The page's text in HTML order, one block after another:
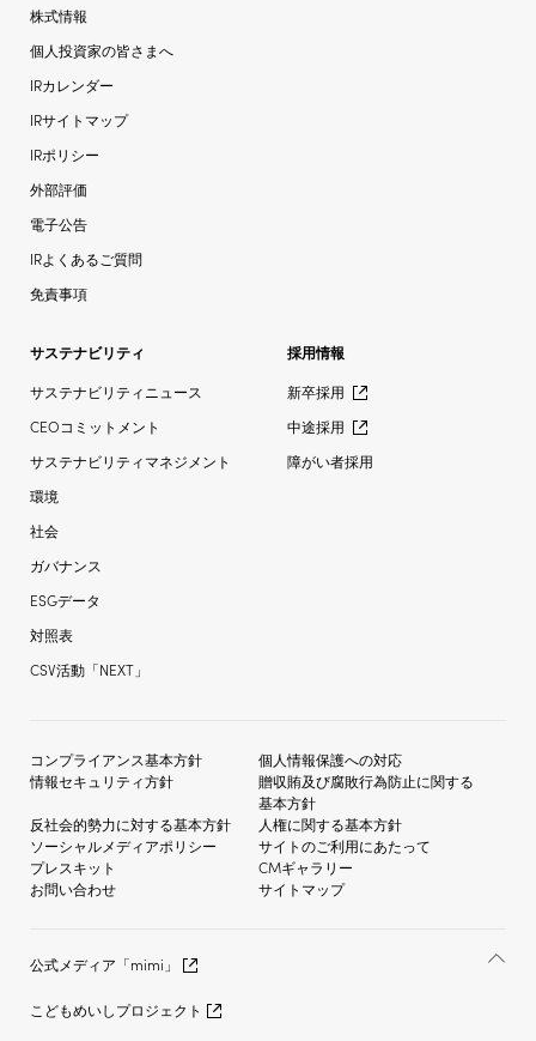
株式情報
個人投資家の皆さまへ
IRカレンダー
IRサイトマップ
IRポリシー
外部評価
電子公告
IRよくあるご質問
免責事項
サステナビリティ
サステナビリティニュース
CEOコミットメント
サステナビリティマネジメント
環境
社会
ガバナンス
ESGデータ
対照表
CSV活動「NEXT」
採用情報
新卒採用
中途採用
障がい者採用
コンプライアンス基本方針
個人情報保護への対応
情報セキュリティ方針
贈収賄及び腐敗行為防止に関する
基本方針
反社会的勢力に対する基本方針
人権に関する基本方針
ソーシャルメディアポリシー
サイトのご利用にあたって
プレスキット
CMギャラリー
お問い合わせ
サイトマップ
公式メディア「mimi」
こどもめいしプロジェクト